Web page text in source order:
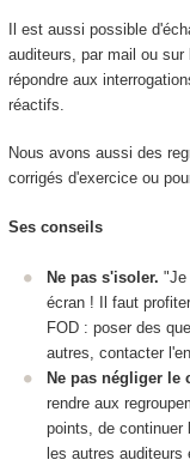
Il est aussi possible
auditeurs, par mail ou
répondre aux
réactifs.
Nous avons aussi des
corrigés d'exercice ou
Ses conseils
Ne pas s'isoler. "Je
écran ! Il faut
FOD : poser des
autres, contacter
Ne pas négliger le
rendre aux
points, de continuer
les autres